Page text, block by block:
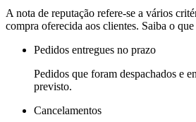
A nota de reputação refere-se a vários
compra oferecida aos clientes. Saiba o
Pedidos entregues no prazo
Pedidos que foram despachados e
previsto.
Cancelamentos